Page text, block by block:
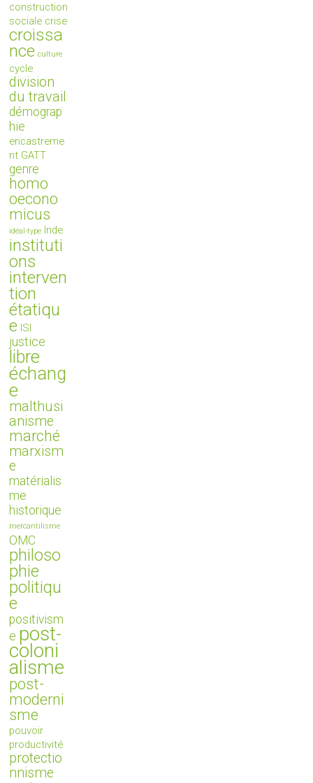
construction
sociale crise
croissa
nce culture
cycle
division
du travail
démograp
hie
encastreme
nt GATT
genre
homo
oecono
micus
idéal-type Inde
instituti
ons
interven
tion
étatiqu
e ISI
justice
libre
échang
e
malthusi
anisme
marché
marxism
e
matérialis
me
historique
mercantilisme
OMC
philoso
phie
politiqu
e
positivism
e post-
coloni
alisme
post-
moderni
sme
pouvoir
productivité
protectio
nnisme